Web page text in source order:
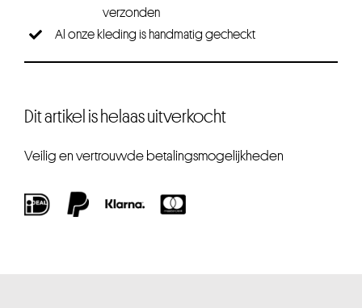
verzonden
Al onze kleding is handmatig gecheckt
Dit artikel is helaas uitverkocht
Veilig en vertrouwde betalingsmogelijkheden